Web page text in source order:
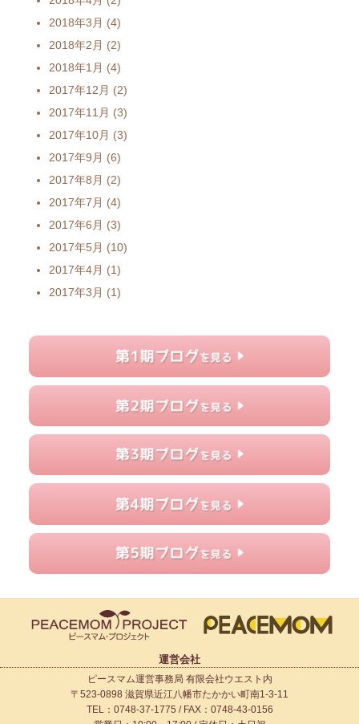
2018年3月 (4)
2018年2月 (2)
2018年1月 (4)
2017年12月 (2)
2017年11月 (3)
2017年10月 (3)
2017年9月 (6)
2017年8月 (2)
2017年7月 (4)
2017年6月 (3)
2017年5月 (10)
2017年4月 (1)
2017年3月 (1)
運営会社
ピースマム運営事務局 有限会社ウエスト内
〒523-0898 滋賀県近江八幡市たかかい町南1-3-11
TEL：0748-37-1775 / FAX：0748-43-0156